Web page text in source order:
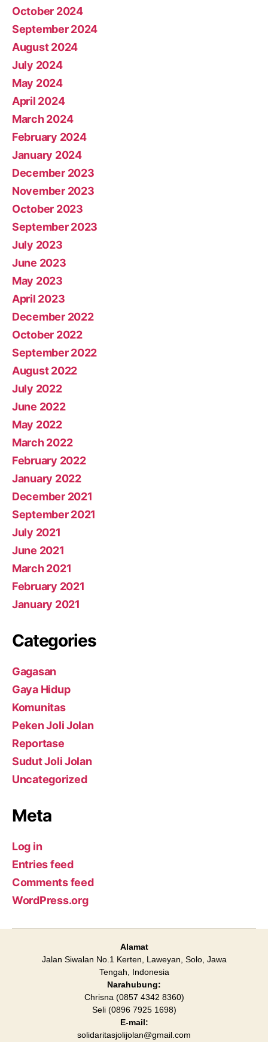
October 2024
September 2024
August 2024
July 2024
May 2024
April 2024
March 2024
February 2024
January 2024
December 2023
November 2023
October 2023
September 2023
July 2023
June 2023
May 2023
April 2023
December 2022
October 2022
September 2022
August 2022
July 2022
June 2022
May 2022
March 2022
February 2022
January 2022
December 2021
September 2021
July 2021
June 2021
March 2021
February 2021
January 2021
Categories
Gagasan
Gaya Hidup
Komunitas
Peken Joli Jolan
Reportase
Sudut Joli Jolan
Uncategorized
Meta
Log in
Entries feed
Comments feed
WordPress.org
Alamat
Jalan Siwalan No.1 Kerten, Laweyan, Solo, Jawa
Tengah, Indonesia
Narahubung:
Chrisna (0857 4342 8360)
Seli (0896 7925 1698)
E-mail:
solidaritasjolijolan@gmail.com